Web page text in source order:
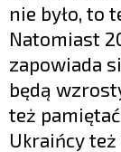
nie było, to
Natomiast
zapowiada
będą
też
Ukraińcy